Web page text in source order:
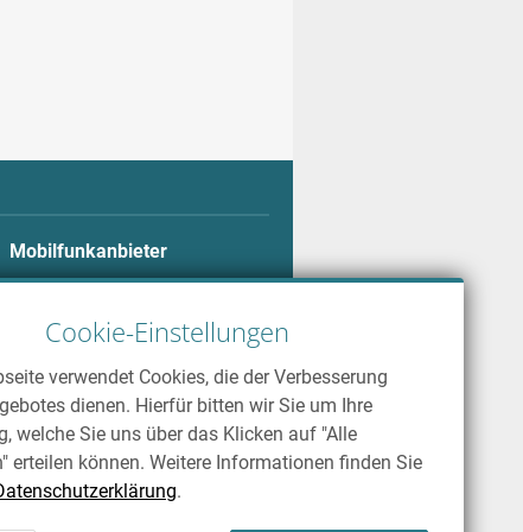
Mobilfunkanbieter
Alle Mobilfunkanbieter
Telekom
o2
Cookie-Einstellungen
verwendet Cookies, die der Verbesserung
dienen. Hierfür bitten wir Sie um Ihre
welche Sie uns über das Klicken auf "Alle
erteilen können. Weitere Informationen finden Sie
.